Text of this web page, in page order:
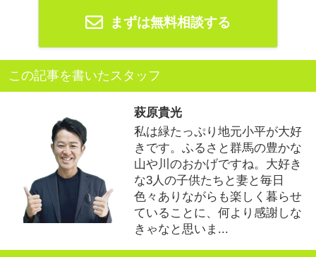
まずは無料相談する
この記事を書いたスタッフ
萩原貴光
私は緑たっぷり地元小平が大好
きです。ふるさと群馬の豊かな
山や川のおかげですね。大好き
な3人の子供たちと妻と毎日
色々ありながらも楽しく暮らせ
ていることに、何より感謝しな
きゃなと思いま...